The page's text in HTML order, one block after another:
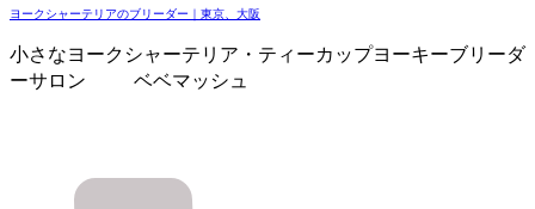
ヨークシャーテリアのブリーダー｜東京、大阪
小さなヨークシャーテリア・ティーカップヨーキーブリーダ
ーサロン ベベマッシュ